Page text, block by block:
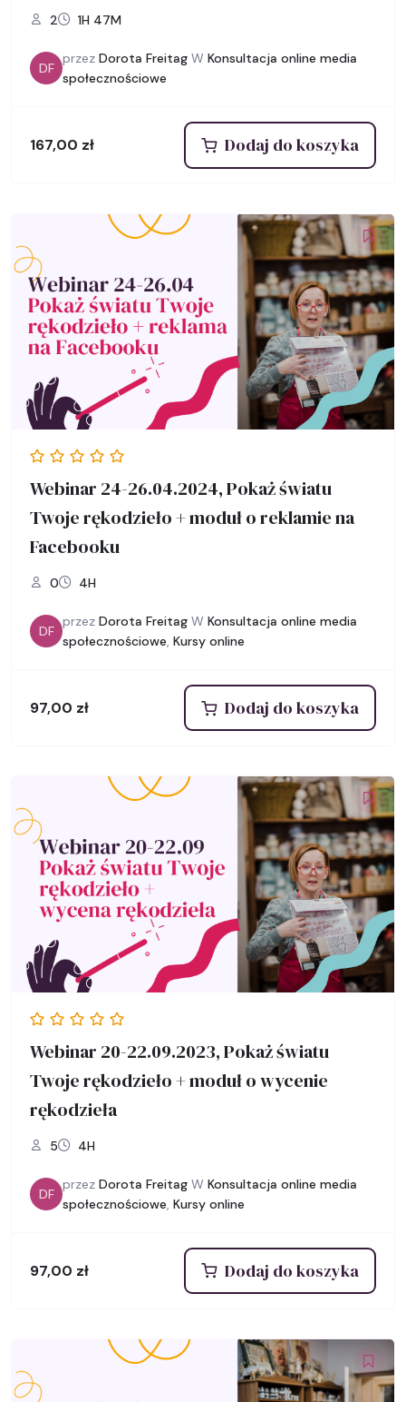
2 1H 47M
DF
przez Dorota Freitag W Konsultacja online media
społecznościowe
167,00 zł Dodaj do koszyka
Webinar 24-26.04.2024, Pokaż światu
Twoje rękodzieło + moduł o reklamie na
Facebooku
0 4H
DF
przez Dorota Freitag W Konsultacja online media
społecznościowe, Kursy online
97,00 zł Dodaj do koszyka
Webinar 20-22.09.2023, Pokaż światu
Twoje rękodzieło + moduł o wycenie
rękodzieła
5 4H
DF
przez Dorota Freitag W Konsultacja online media
społecznościowe, Kursy online
97,00 zł Dodaj do koszyka